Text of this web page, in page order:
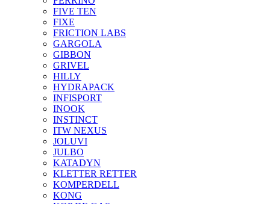
FIVE TEN
FIXE
FRICTION LABS
GARGOLA
GIBBON
GRIVEL
HILLY
HYDRAPACK
INFISPORT
INOOK
INSTINCT
ITW NEXUS
JOLUVI
JULBO
KATADYN
KLETTER RETTER
KOMPERDELL
KONG